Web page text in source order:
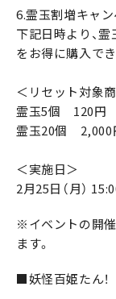
6.霊玉割増キャ
下記日時より、
をお得に購入で
＜リセット対象
霊玉5個 120円
霊玉20個 2,000
＜実施日＞
2月25日（月）
※イベントの開
ます。
■妖怪百姫たん！